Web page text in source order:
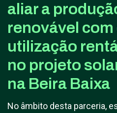
aliar a
renovável
utilização
no projeto
na Beira Baixa
No âmbito desta parceria,